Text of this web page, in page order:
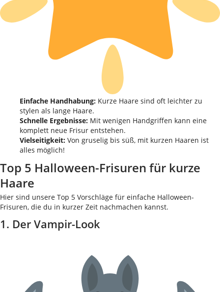
Einfache Handhabung: Kurze Haare sind oft leichter zu
stylen als lange Haare.
Schnelle Ergebnisse: Mit wenigen Handgriffen kann eine
komplett neue Frisur entstehen.
Vielseitigkeit: Von gruselig bis süß, mit kurzen Haaren ist
alles möglich!
Top 5 Halloween-Frisuren für kurze
Haare
Hier sind unsere Top 5 Vorschläge für einfache Halloween-
Frisuren, die du in kurzer Zeit nachmachen kannst.
1. Der Vampir-Look